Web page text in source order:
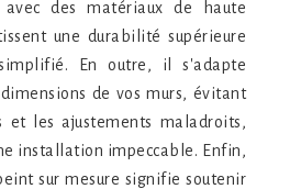
avec des matériaux de haute
une durabilité supérieure
En outre, il s'adapte
de vos murs, évitant
et les ajustements maladroits,
installation impeccable. Enfin,
sur mesure signifie soutenir